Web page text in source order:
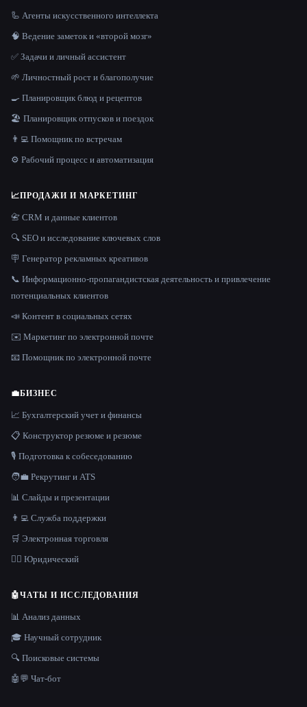
🦾 Агенты искусственного интеллекта
🧠 Ведение заметок и «второй мозг»
✅ Задачи и личный ассистент
🌱 Личностный рост и благополучие
🍳 Планировщик блюд и рецептов
🏖 Планировщик отпусков и поездок
👨‍💻 Помощник по встречам
⚙️ Рабочий процесс и автоматизация
📈ПРОДАЖИ И МАРКЕТИНГ
📇 CRM и данные клиентов
🔍 SEO и исследование ключевых слов
🪧 Генератор рекламных креативов
📞 Информационно-пропагандистская деятельность и привлечение
потенциальных клиентов
📣 Контент в социальных сетях
✉️ Маркетинг по электронной почте
📧 Помощник по электронной почте
💼БИЗНЕС
📈 Бухгалтерский учет и финансы
📋 Конструктор резюме и резюме
🎙️ Подготовка к собеседованию
🧑‍💼 Рекрутинг и ATS
📊 Слайды и презентации
👨‍💻 Служба поддержки
🛒 Электронная торговля
👩‍⚖️ Юридический
🤖ЧАТЫ И ИССЛЕДОВАНИЯ
📊 Анализ данных
🎓 Научный сотрудник
🔍 Поисковые системы
🤖💬 Чат-бот